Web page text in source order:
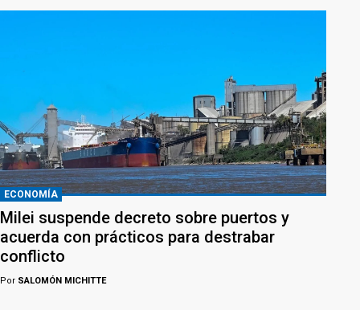
ECONOMÍA
Milei suspende decreto sobre puertos y
acuerda con prácticos para destrabar
conflicto
Por SALOMÓN MICHITTE